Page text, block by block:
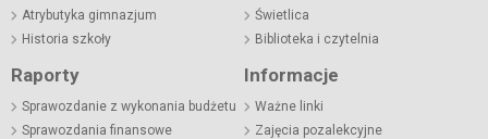
Atrybutyka gimnazjum
Historia szkoły
Świetlica
Biblioteka i czytelnia
Raporty
Sprawozdanie z wykonania budżetu
Sprawozdania finansowe
Informacje
Ważne linki
Zajęcia pozalekcyjne